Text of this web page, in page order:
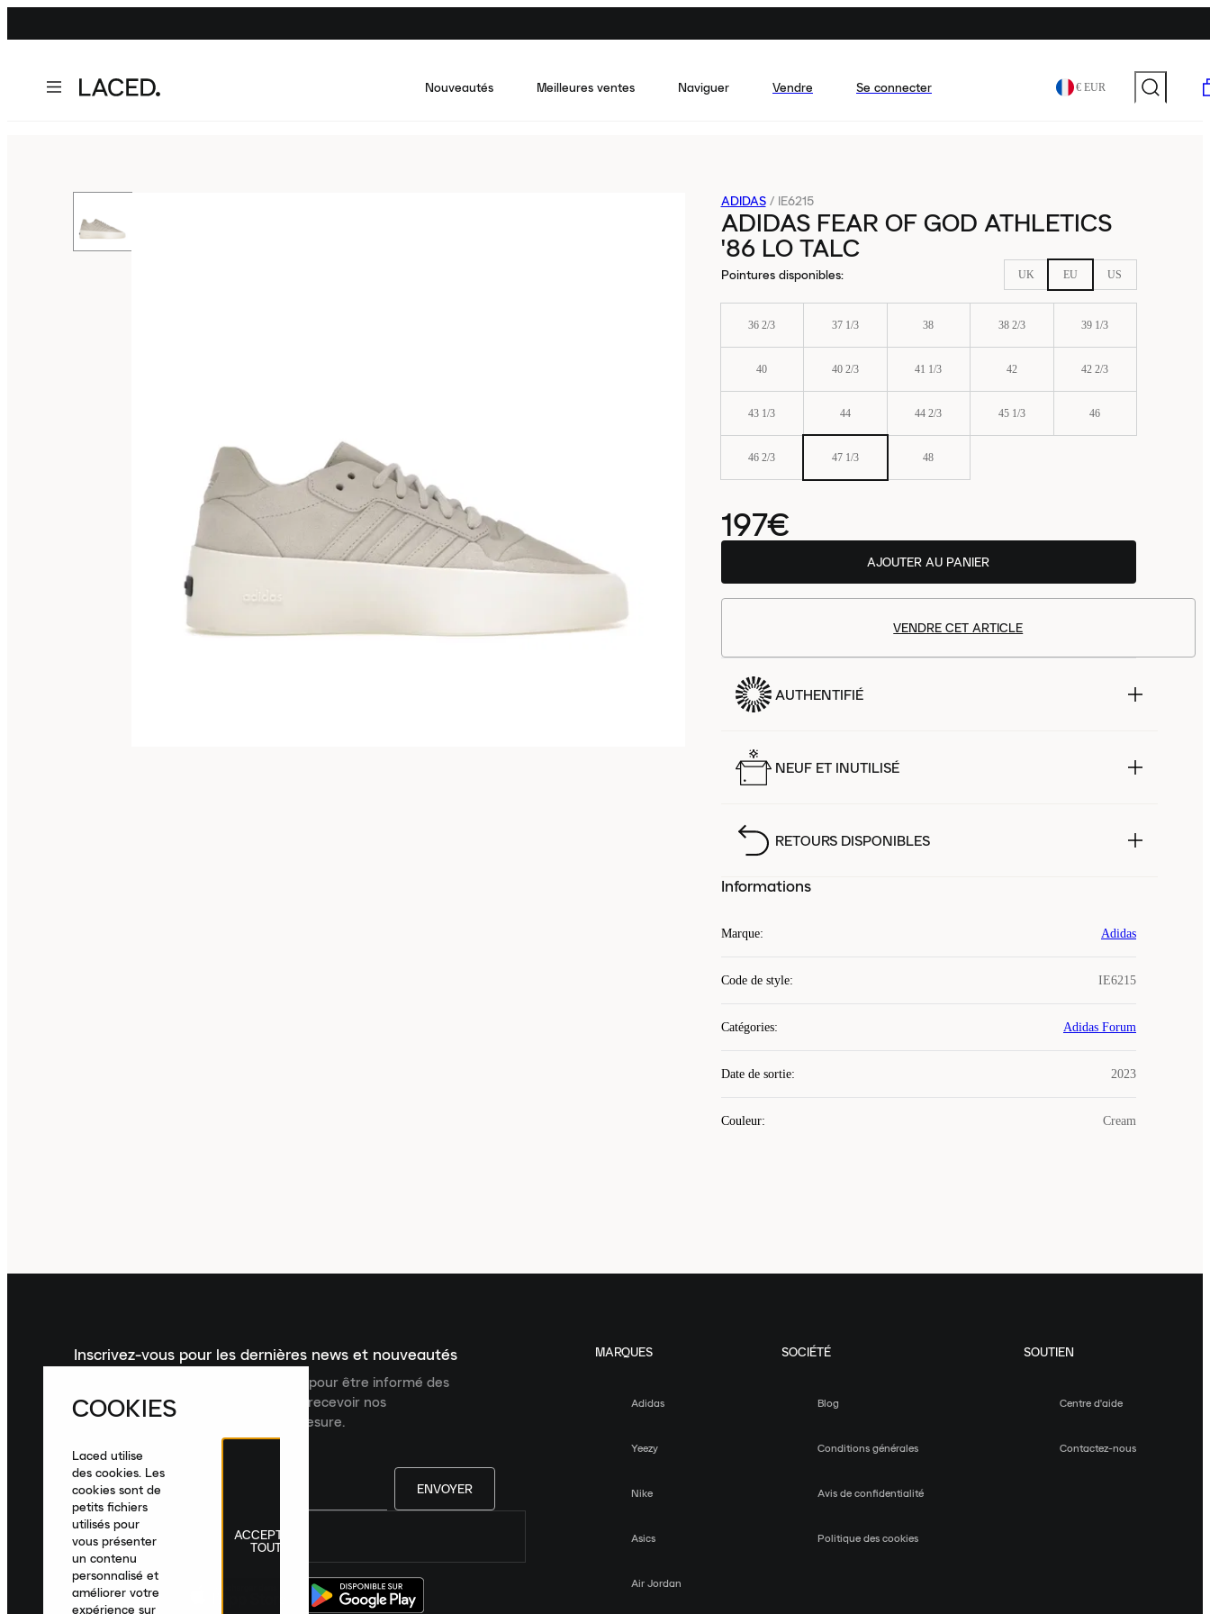
Nouveautés Meilleures ventes Naviguer Vendre Se connecter € EUR
ADIDAS / IE6215
ADIDAS FEAR OF GOD ATHLETICS
'86 LO TALC
Pointures disponibles: UK EU US
36 2/3 37 1/3 38 38 2/3 39 1/3
40 40 2/3 41 1/3 42 42 2/3
43 1/3 44 44 2/3 45 1/3 46
46 2/3 47 1/3 48
197€
AJOUTER AU PANIER
VENDRE CET ARTICLE
AUTHENTIFIÉ
NEUF ET INUTILISÉ
RETOURS DISPONIBLES
Informations
Marque: Adidas
Code de style: IE6215
Catégories: Adidas Forum
Date de sortie: 2023
Couleur: Cream
Inscrivez-vous pour les dernières news et nouveautés
Inscrivez-vous à la newsletter Laced pour être informé des
dernières nouveautés, collections et recevoir nos
recommandations de produits sur mesure.
ENVOYER
France|Français
MARQUES
Adidas
Yeezy
Nike
Asics
Air Jordan
SOCIÉTÉ
Blog
Conditions générales
Avis de confidentialité
Politique des cookies
SOUTIEN
Centre d'aide
Contactez-nous
COOKIES
Laced utilise
des cookies. Les
cookies sont de
petits fichiers
utilisés pour
vous présenter
un contenu
personnalisé et
améliorer votre
expérience sur
ACCEPTER
TOUT